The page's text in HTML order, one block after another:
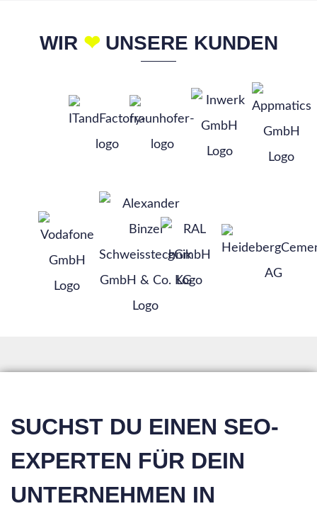
WIR ❤UNSERE KUNDEN
SUCHST DU EINEN SEO-
EXPERTEN FÜR DEIN
UNTERNEHMEN IN